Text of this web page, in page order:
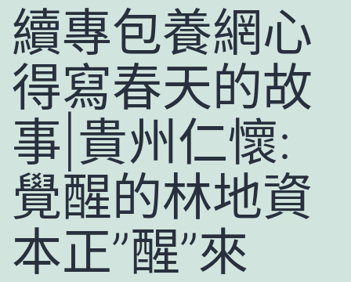
續專包養網心
得寫春天的故
事|貴州仁懷:
覺醒的林地資
本正”醒”來